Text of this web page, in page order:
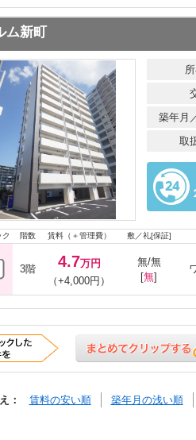
ム新町
築年月
取
ク 階数 賃料（＋管理費） 敷／礼[保証]
3階 4.7万円
（+4,000円）
無/無
[無]
： 賃料の安い順 築年月の浅い順